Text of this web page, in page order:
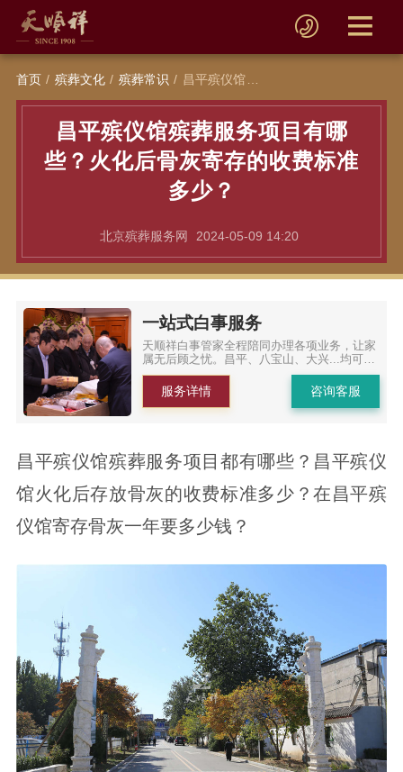
首页 殡葬文化 殡葬常识 昌平殡仪馆殡葬服务项目有哪些？火化后骨灰寄存的收费标准多少？
昌平殡仪馆殡葬服务项目有哪
些？火化后骨灰寄存的收费标准
多少？
北京殡葬服务网 2024-05-09 14:20
一站式白事服务
天顺祥白事管家全程陪同办理各项业务，让家
属无后顾之忧。昌平、八宝山、大兴...均可办
理
服务详情 咨询客服
昌平殡仪馆殡葬服务项目都有哪些？昌平殡仪
馆火化后存放骨灰的收费标准多少？在昌平殡
仪馆寄存骨灰一年要多少钱？